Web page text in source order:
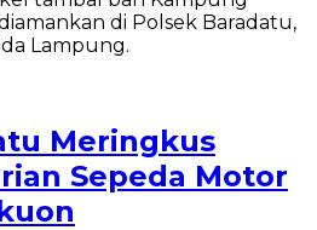
Meringkus
Sepeda Motor